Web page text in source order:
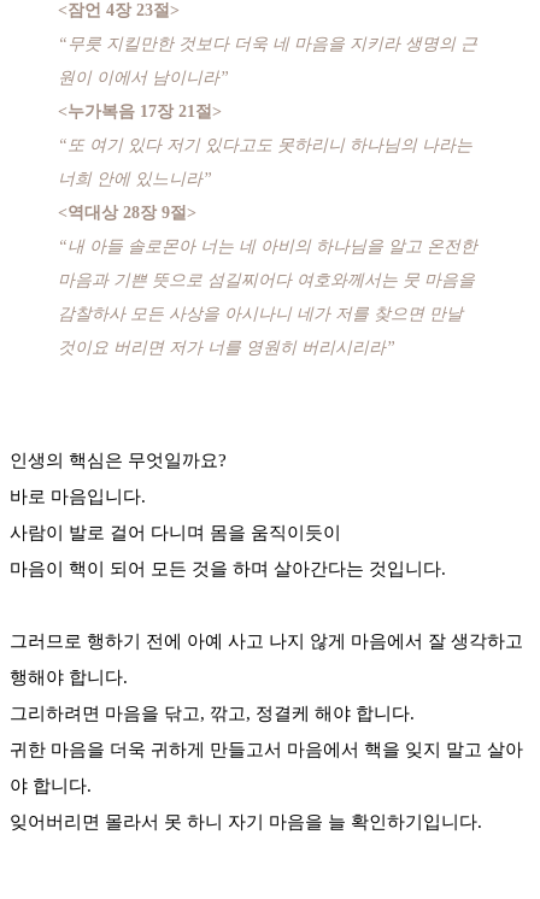
<잠언 4장 23절>
“무릇 지킬만한 것보다 더욱 네 마음을 지키라 생명의 근
원이 이에서 남이니라”
<누가복음 17장 21절>
“또 여기 있다 저기 있다고도 못하리니 하나님의 나라는
너희 안에 있느니라”
<역대상 28장 9절>
“내 아들 솔로몬아 너는 네 아비의 하나님을 알고 온전한
마음과 기쁜 뜻으로 섬길찌어다 여호와께서는 뭇 마음을
감찰하사 모든 사상을 아시나니 네가 저를 찾으면 만날
것이요 버리면 저가 너를 영원히 버리시리라”
인생의 핵심은 무엇일까요?
바로 마음입니다.
사람이 발로 걸어 다니며 몸을 움직이듯이
마음이 핵이 되어 모든 것을 하며 살아간다는 것입니다.
그러므로 행하기 전에 아예 사고 나지 않게 마음에서 잘 생각하고
행해야 합니다.
그리하려면 마음을 닦고, 깎고, 정결케 해야 합니다.
귀한 마음을 더욱 귀하게 만들고서 마음에서 핵을 잊지 말고 살아
야 합니다.
잊어버리면 몰라서 못 하니 자기 마음을 늘 확인하기입니다.